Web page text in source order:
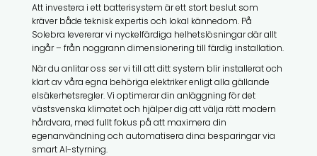
Att investera i ett batterisystem är ett stort beslut som
kräver både teknisk expertis och lokal kännedom. På
Solebra levererar vi nyckelfärdiga helhetslösningar där allt
ingår – från noggrann dimensionering till färdig installation.
När du anlitar oss ser vi till att ditt system blir installerat och
klart av våra egna behöriga elektriker enligt alla gällande
elsäkerhetsregler. Vi optimerar din anläggning för det
västsvenska klimatet och hjälper dig att välja rätt modern
hårdvara, med fullt fokus på att maximera din
egenanvändning och automatisera dina besparingar via
smart AI-styrning.